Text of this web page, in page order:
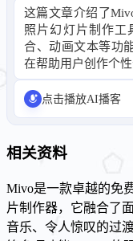
这篇文章介绍了
照片幻灯片制作工
合、动画文本等功
在帮助用户创作个性
点击播放AI播客
相关资料
Mivo是一款卓越的免
片制作器，它融合了
音乐、令人惊叹的过